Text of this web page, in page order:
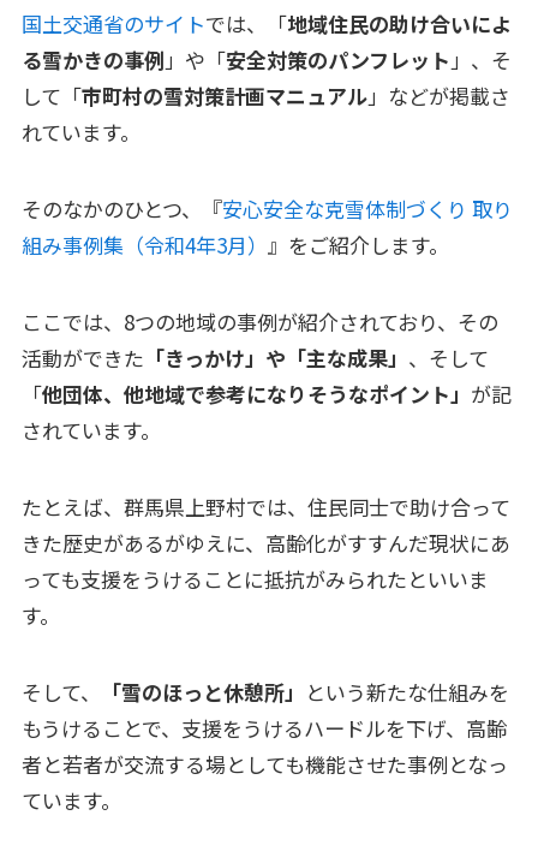
国土交通省のサイトでは、「地域住民の助け合いによ
る雪かきの事例 」や「安全対策のパンフレット 」、そ
して「市町村の雪対策計画マニュアル」などが掲載さ
れています。
そのなかのひとつ、『安心安全な克雪体制づくり 取り
組み事例集（令和4年3月） 』をご紹介します。
ここでは、8つの地域の事例が紹介されており、その
活動ができた 「きっかけ」や「主な成果」 、そして
「他団体、他地域で参考になりそうなポイント」 が記
されています。
たとえば、群馬県上野村では、住民同士で助け合って
きた歴史があるがゆえに、高齢化がすすんだ現状にあ
っても支援をうけることに抵抗がみられたといいま
す。
そして、 「雪のほっと休憩所」 という新たな仕組みを
もうけることで、支援をうけるハードルを下げ、高齢
者と若者が交流する場としても機能させた事例となっ
ています。